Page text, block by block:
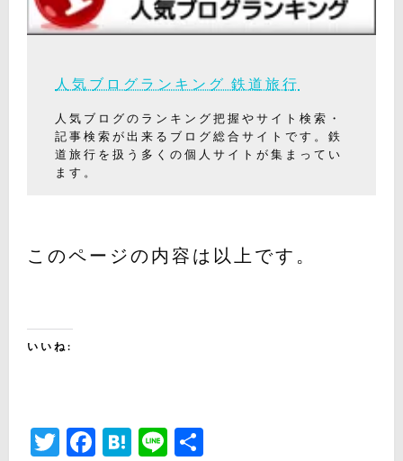
人気ブログランキング 鉄道旅行
人気ブログのランキング把握やサイト検索・
記事検索が出来るブログ総合サイトです。鉄
道旅行を扱う多くの個人サイトが集まってい
ます。
このページの内容は以上です。
いいね:
Twitter
Facebook
Hatena
Line